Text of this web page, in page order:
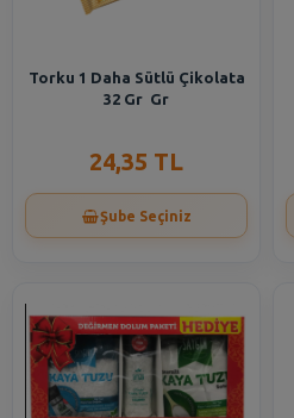
Torku 1 Daha Sütlü Çikolata
32 Gr Gr
24,35 TL
Şube Seçiniz